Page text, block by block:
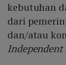
kebutuhan
dari
dan/atau
Independent